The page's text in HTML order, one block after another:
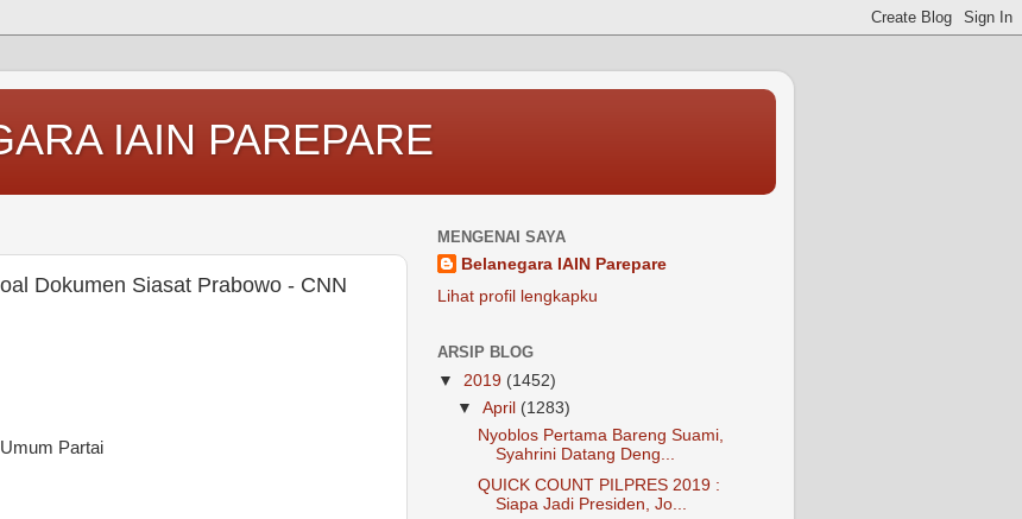
IAIN PAREPARE
Dokumen Siasat Prabowo - CNN
Partai
MENGENAI SAYA
Belanegara IAIN Parepare
Lihat profil lengkapku
ARSIP BLOG
▼ 2019 (1452)
▼April (1283)
Nyoblos Pertama Bareng Suami,
Syahrini Datang Deng...
QUICK COUNT PILPRES 2019 :
Siapa Jadi Presiden, Jo...